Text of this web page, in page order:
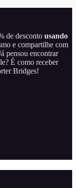
de desconto usando
e compartilhe com
pensou encontrar
É como receber
Bridges!